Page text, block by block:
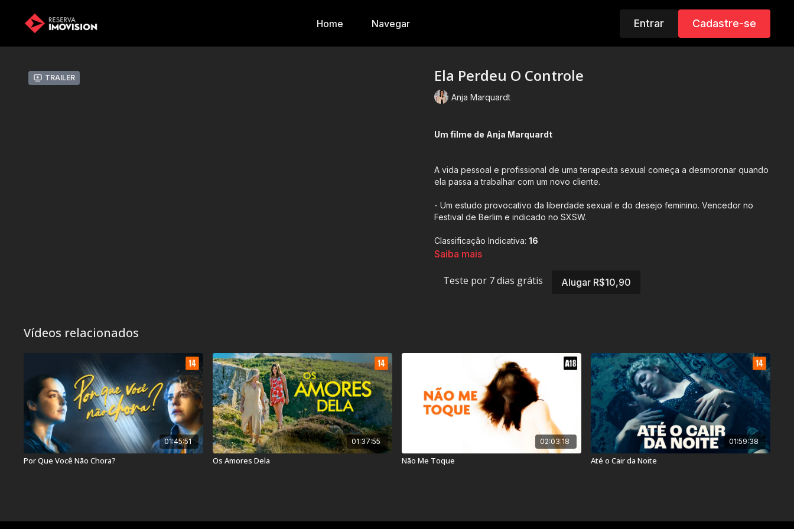
Home Navegar Entrar Cadastre-se
Trailer Ela Perdeu O Controle
Anja Marquardt
Um filme de Anja Marquardt
A vida pessoal e profissional de uma terapeuta sexual começa a desmoronar quando
ela passa a trabalhar com um novo cliente.
-Um estudo provocativo da liberdade sexual e do desejo feminino. Vencedor no
Festival de Berlim e indicado no SXSW.
Classificação Indicativa:16
Estados Unidos
Saiba mais
Teste por 7 dias grátis Alugar R$10,90
Vídeos relacionados
01:45:51
Por Que Você Não Chora?
01:37:55
Os Amores Dela
02:03:18
Não Me Toque
01:59:38
Até o Cair da Noite